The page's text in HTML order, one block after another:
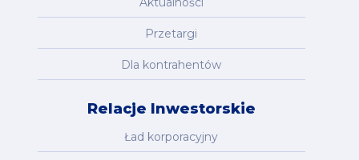
Przetargi
Dla kontrahentów
Relacje Inwestorskie
Ład korporacyjny